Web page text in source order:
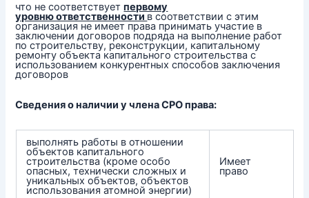
что не соответствуетпервому
уровню ответственности в соответствии с этим
организация не имеет права принимать участие в
заключении договоров подряда на выполнение работ
по строительству, реконструкции, капитальному
ремонту объекта капитального строительства с
использованием конкурентных способов заключения
договоров
Сведения о наличии у члена СРО права:
выполнять работы в отношении
объектов капитального
строительства (кроме особо
опасных, технически сложных и
уникальных объектов, объектов
использования атомной энергии)
Имеет
право